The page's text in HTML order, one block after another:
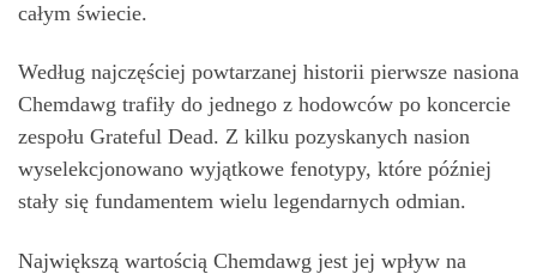
całym świecie.
Według najczęściej powtarzanej historii pierwsze nasiona
Chemdawg trafiły do jednego z hodowców po koncercie
zespołu Grateful Dead. Z kilku pozyskanych nasion
wyselekcjonowano wyjątkowe fenotypy, które później
stały się fundamentem wielu legendarnych odmian.
Największą wartością Chemdawg jest jej wpływ na